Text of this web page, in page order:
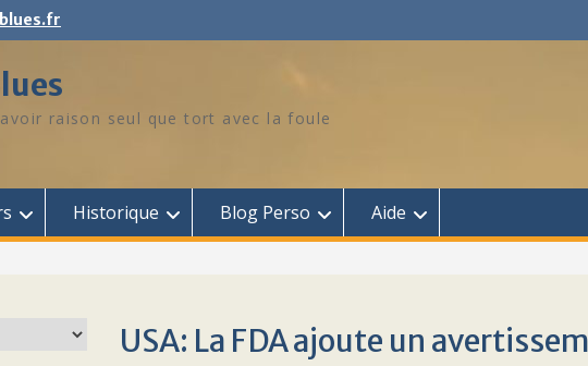
raison seul que tort avec la foule
Historique Blog Perso Aide
USA: La FDA ajoute un